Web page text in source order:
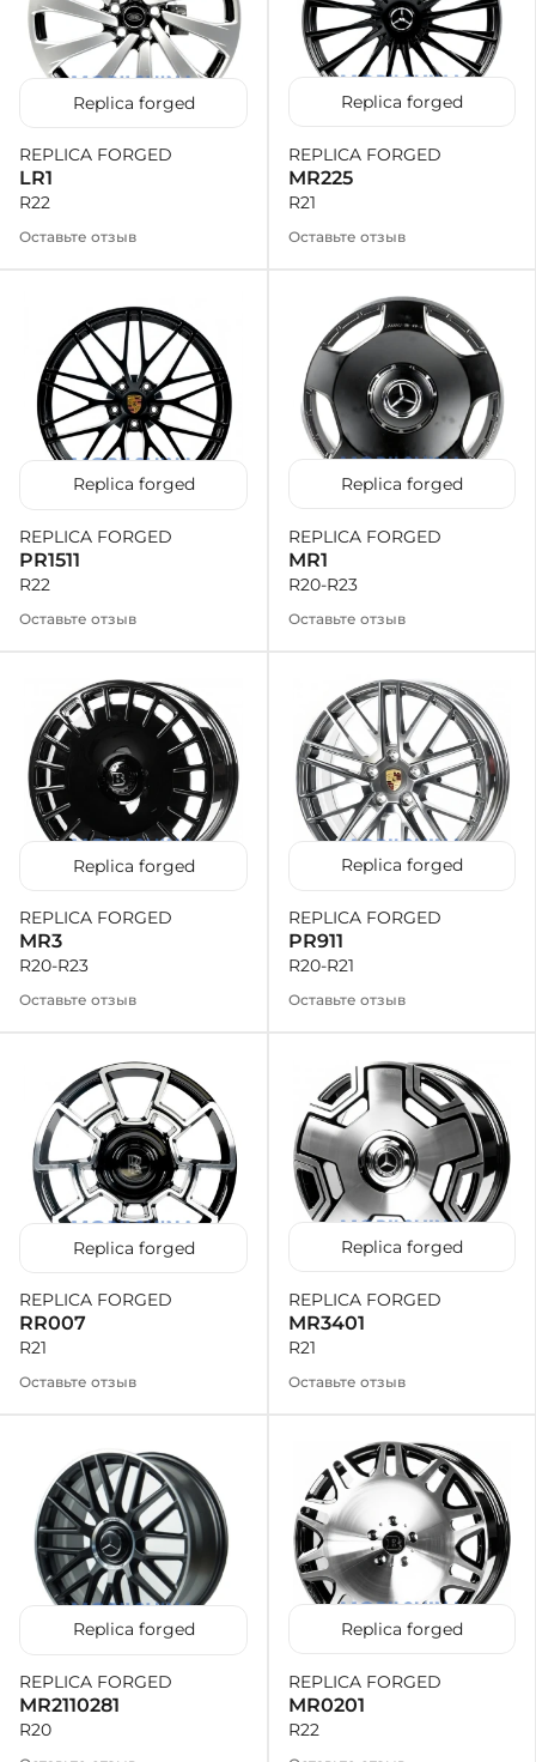
Replica forged
REPLICA FORGED
LR1
R22
Оставьте отзыв
Replica forged
REPLICA FORGED
MR225
R21
Оставьте отзыв
Replica forged
REPLICA FORGED
PR1511
R22
Оставьте отзыв
Replica forged
REPLICA FORGED
MR1
R20-R23
Оставьте отзыв
Replica forged
REPLICA FORGED
MR3
R20-R23
Оставьте отзыв
Replica forged
REPLICA FORGED
PR911
R20-R21
Оставьте отзыв
Replica forged
REPLICA FORGED
RR007
R21
Оставьте отзыв
Replica forged
REPLICA FORGED
MR3401
R21
Оставьте отзыв
Replica forged
REPLICA FORGED
MR2110281
R20
Replica forged
REPLICA FORGED
MR0201
R22